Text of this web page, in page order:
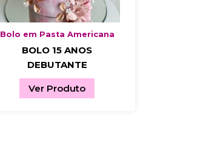
Bolo em Pasta Americana
BOLO 15 ANOS
DEBUTANTE
Ver Produto